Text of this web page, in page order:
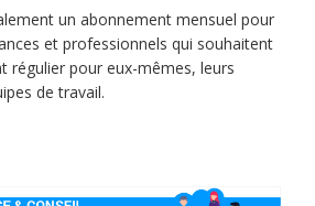
un abonnement mensuel pour
et professionnels qui souhaitent
régulier pour eux-mêmes, leurs
de travail.